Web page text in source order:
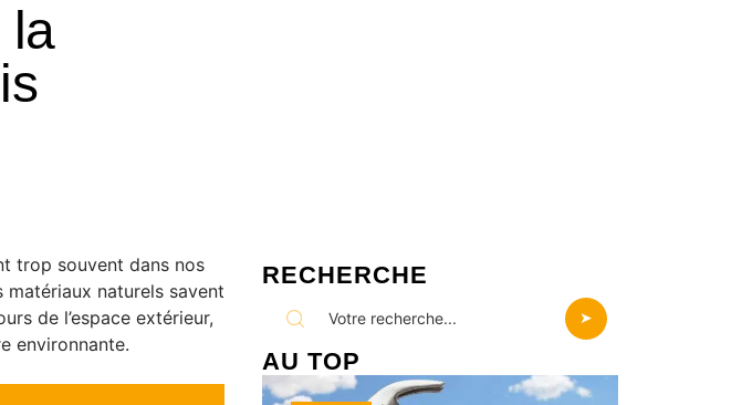
la
trop souvent dans nos
naturels savent
de l’espace extérieur,
environnante.
RECHERCHE
AU TOP